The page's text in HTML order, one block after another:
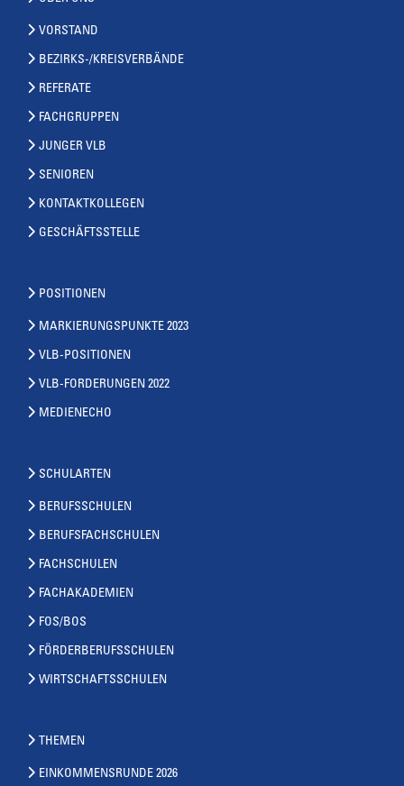
VORSTAND
BEZIRKS-/KREISVERBÄNDE
REFERATE
FACHGRUPPEN
JUNGER VLB
SENIOREN
KONTAKTKOLLEGEN
GESCHÄFTSSTELLE
POSITIONEN
MARKIERUNGSPUNKTE 2023
VLB-POSITIONEN
VLB-FORDERUNGEN 2022
MEDIENECHO
SCHULARTEN
BERUFSSCHULEN
BERUFSFACHSCHULEN
FACHSCHULEN
FACHAKADEMIEN
FOS/BOS
FÖRDERBERUFSSCHULEN
WIRTSCHAFTSSCHULEN
THEMEN
EINKOMMENSRUNDE 2026